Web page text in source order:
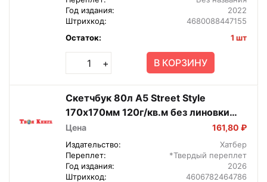
Год издания:
2022
Штрихкод:
4680088447155
Остаток:
1 шт
+ В КОРЗИНУ
Скетчбук 80л А5 Street Style
170х170мм 120г/кв.м без линовки
Спираль 80Тт5Aгр_28142
Цена 161,80 ₽
Издательство:
Хатбер
Переплет:
*Твердый переплет
Год издания:
2026
Штрихкод:
4606782464786